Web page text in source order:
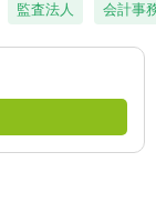
計士）の求人
監査法人 会計事